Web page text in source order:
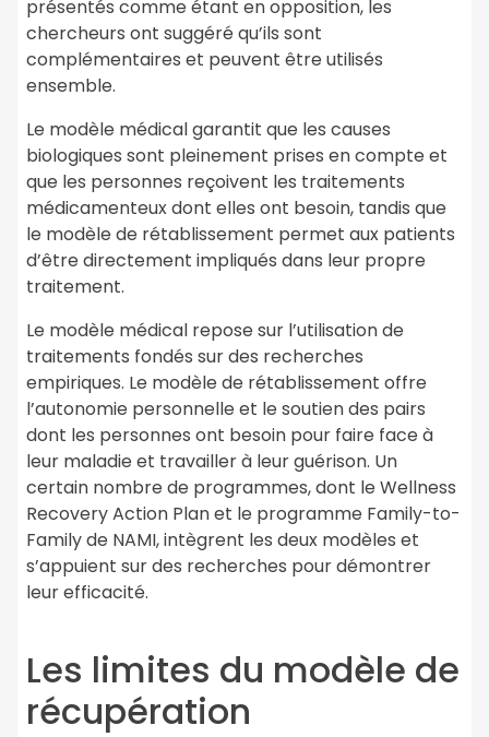
présentés comme étant en opposition, les
chercheurs ont suggéré qu’ils sont
complémentaires et peuvent être utilisés
ensemble.
Le modèle médical garantit que les causes
biologiques sont pleinement prises en compte et
que les personnes reçoivent les traitements
médicamenteux dont elles ont besoin, tandis que
le modèle de rétablissement permet aux patients
d’être directement impliqués dans leur propre
traitement.
Le modèle médical repose sur l’utilisation de
traitements fondés sur des recherches
empiriques. Le modèle de rétablissement offre
l’autonomie personnelle et le soutien des pairs
dont les personnes ont besoin pour faire face à
leur maladie et travailler à leur guérison. Un
certain nombre de programmes, dont le Wellness
Recovery Action Plan et le programme Family-to-
Family de NAMI, intègrent les deux modèles et
s’appuient sur des recherches pour démontrer
leur efficacité.
Les limites du modèle de
récupération